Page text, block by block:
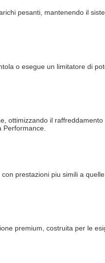
pesanti, mantenendo il
o esegue un limitatore di
ottimizzando il
Performance.
prestazioni piu simili a
premium, costruita per le